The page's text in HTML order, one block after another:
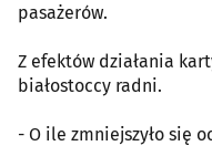
pasażerów.
Z efektów działania
białostoccy radni.
- O ile zmniejszyło się